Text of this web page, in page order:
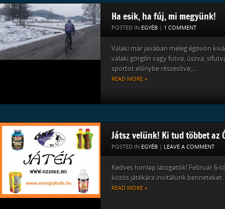
Ha esik, ha fúj, mi megyünk!
POSTED IN EGYÉB 1 COMMENT
Valaki már javában meleg égövön
valaki görgőn vagy futva, úszva,
sportot előnybe részesítve,...
READ MORE »
Játsz velünk! Ki tud többet az
POSTED IN EGYÉB LEAVE A COMMENT
Kedves honlap látogatók! Február 6-
közös játékára invitálunk
READ MORE »